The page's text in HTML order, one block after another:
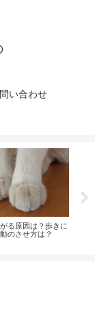
い合わせ
る原因は？歩きに
のさせ方は？